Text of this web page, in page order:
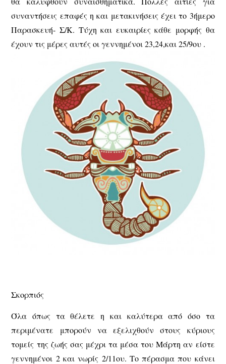
συναντήσεις επαφές η και μετακινήσεις έχει το 3ήμερο
Παρασκευή- Σ/Κ. Τύχη και ευκαιρίες κάθε μορφής θα
έχουν τις μέρες αυτές οι γεννημένοι 23,24,και 25/9ου .
Σκορπιός
Όλα όπως τα θέλετε η και καλύτερα από όσο τα
περιμένατε μπορούν να εξελιχθούν στους κύριους
τομείς της ζωής σας μέχρι τα μέσα του Μάρτη αν είστε
γεννημένοι 2 και νωρίς 2/11ου. Το πέρασμα που κάνει